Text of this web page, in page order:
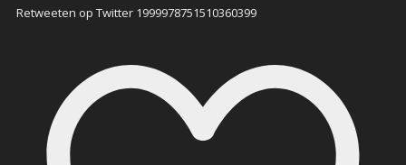
Retweeten op Twitter 1999978751510360399